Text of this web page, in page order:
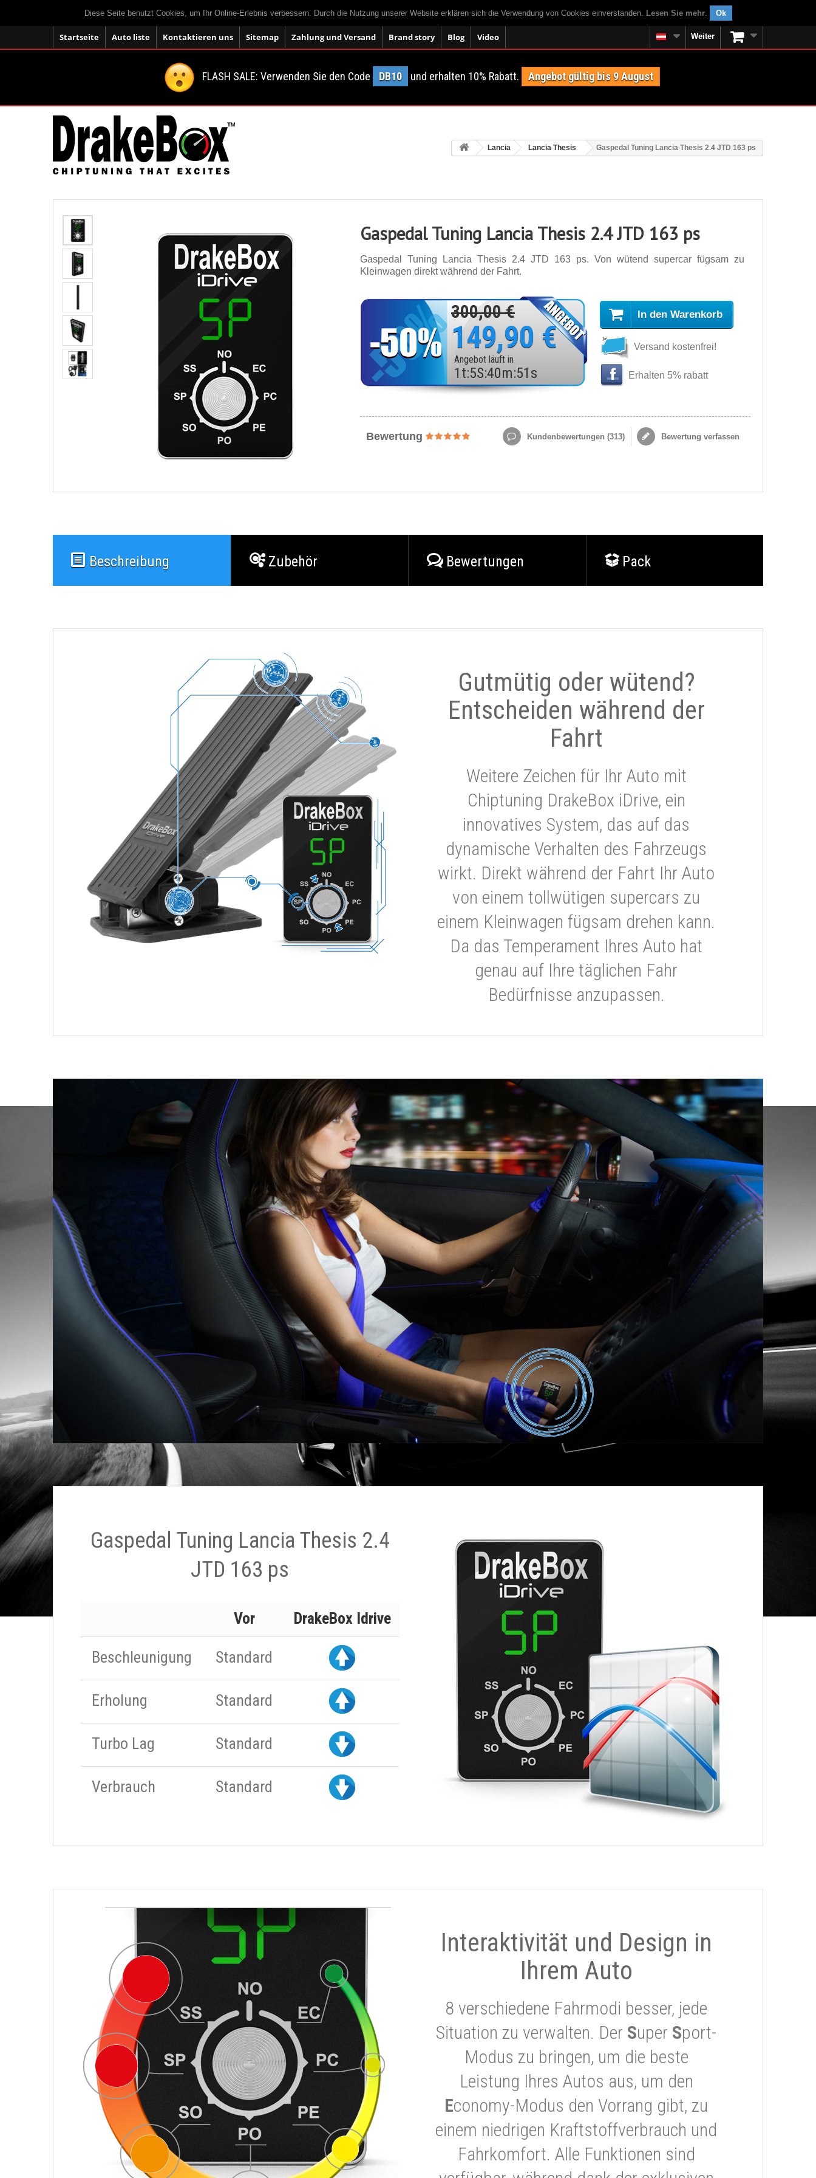
Diese Seite benutzt Cookies, um Ihr Online-Erlebnis verbessern. Durch die Nutzung unserer Website erklären sich die Verwendung von Cookies einverstanden. Lesen Sie mehr. Ok
Startseite Auto liste Kontaktieren uns Sitemap Zahlung und Versand Brand story Blog Video Weiter
FLASH SALE: Verwenden Sie den Code DB10 und erhalten 10% Rabatt. Angebot gültig bis 9 August
Lancia Lancia Thesis Gaspedal Tuning Lancia Thesis 2.4 JTD 163 ps
Gaspedal Tuning Lancia Thesis 2.4 JTD 163 ps
Gaspedal Tuning Lancia Thesis 2.4 JTD 163 ps. Von wütend supercar fügsam zu
Kleinwagen direkt während der Fahrt.
300,00 €
149,90 €
Angebot läuft in
1 t:5S:40m:49 s
In den Warenkorb
Versand kostenfrei!
Erhalten 5% rabatt
Bewertung Kundenbewertungen (313) Bewertung verfassen
Beschreibung Zubehör Bewertungen Pack
Gutmütig oder wütend?
Entscheiden während der
Fahrt
Weitere Zeichen für Ihr Auto mit
Chiptuning DrakeBox iDrive, ein
innovatives System, das auf das
dynamische Verhalten des Fahrzeugs
wirkt. Direkt während der Fahrt Ihr Auto
von einem tollwütigen supercars zu
einem Kleinwagen fügsam drehen kann.
Da das Temperament Ihres Auto hat
genau auf Ihre täglichen Fahr
Bedürfnisse anzupassen.
Gaspedal Tuning Lancia Thesis 2.4
JTD 163 ps
Vor DrakeBox Idrive
Beschleunigung Standard
Erholung Standard
Turbo Lag Standard
Verbrauch Standard
Interaktivität und Design in
Ihrem Auto
8 verschiedene Fahrmodi besser, jede
Situation zu verwalten. Der Super Sport-
Modus zu bringen, um die beste
Leistung Ihres Autos aus, um den
Economy-Modus den Vorrang gibt, zu
einem niedrigen Kraftstoffverbrauch und
Fahrkomfort. Alle Funktionen sind